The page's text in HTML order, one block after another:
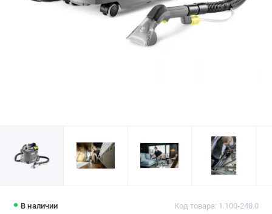
В наличии Код товара: 1.100-240.0